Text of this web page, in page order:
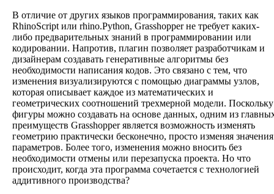
В отличие от других языков программирования, таких как
RhinoScript или rhino.Python, Grasshopper не требует каких-
либо предварительных знаний в программировании или
кодировании. Напротив, плагин позволяет разработчикам и
дизайнерам создавать генеративные алгоритмы без
необходимости написания кодов. Это связано с тем, что
изменения визуализируются с помощью диаграммы узлов,
которая описывает каждое из математических и
геометрических соотношений трехмерной модели. Поскольку
фигуры можно создавать на основе данных, одним из
преимуществ Grasshopper является возможность изменять
геометрию практически бесконечно, просто изменяя значения
параметров. Более того, изменения можно вносить без
необходимости отмены или перезапуска проекта. Но что
происходит, когда эта программа сочетается с технологией
аддитивного производства?